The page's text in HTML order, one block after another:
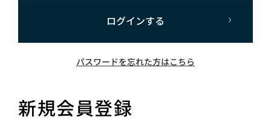
ログインする
パスワードを忘れた方はこちら
新規会員登録